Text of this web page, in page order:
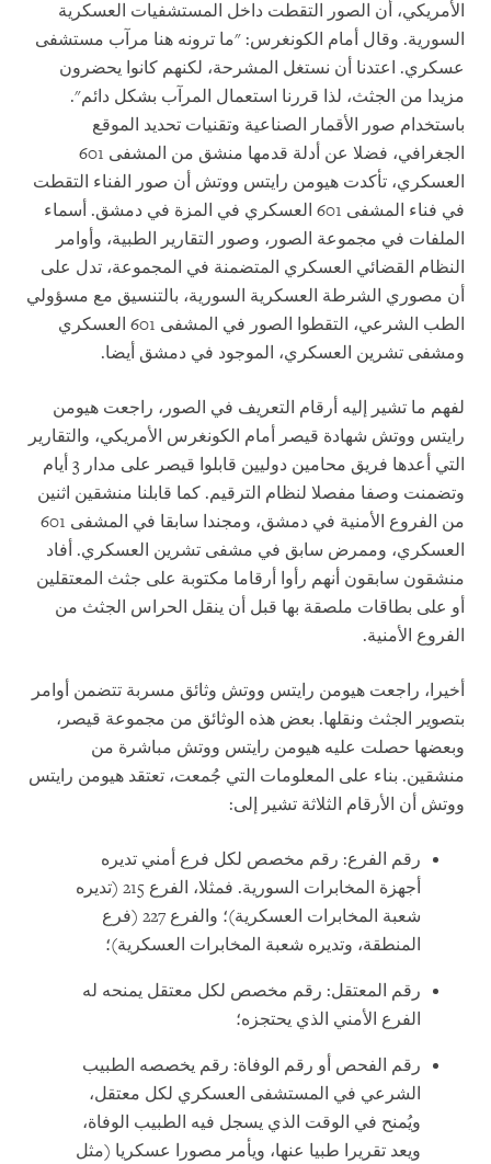
الأمريكي، أن الصور التقطت داخل المستشفيات العسكرية
السورية. وقال أمام الكونغرس: "ما ترونه هنا مرآب مستشفى
عسكري. اعتدنا أن نستغل المشرحة، لكنهم كانوا يحضرون
مزيدا من الجثث، لذا قررنا استعمال المرآب بشكل دائم".
باستخدام صور الأقمار الصناعية وتقنيات تحديد الموقع
الجغرافي، فضلا عن أدلة قدمها منشق من المشفى 601
العسكري، تأكدت هيومن رايتس ووتش أن صور الفناء التقطت
في فناء المشفى 601 العسكري في المزة في دمشق. أسماء
الملفات في مجموعة الصور، وصور التقارير الطبية، وأوامر
النظام القضائي العسكري المتضمنة في المجموعة، تدل على
أن مصوري الشرطة العسكرية السورية، بالتنسيق مع مسؤولي
الطب الشرعي، التقطوا الصور في المشفى 601 العسكري
ومشفى تشرين العسكري، الموجود في دمشق أيضا.
لفهم ما تشير إليه أرقام التعريف في الصور، راجعت هيومن
رايتس ووتش شهادة قيصر أمام الكونغرس الأمريكي، والتقارير
التي أعدها فريق محامين دوليين قابلوا قيصر على مدار 3 أيام
وتضمنت وصفا مفصلا لنظام الترقيم. كما قابلنا منشقين اثنين
من الفروع الأمنية في دمشق، ومجندا سابقا في المشفى 601
العسكري، وممرض سابق في مشفى تشرين العسكري. أفاد
منشقون سابقون أنهم رأوا أرقاما مكتوبة على جثث المعتقلين
أو على بطاقات ملصقة بها قبل أن ينقل الحراس الجثث من
الفروع الأمنية.
أخيرا، راجعت هيومن رايتس ووتش وثائق مسربة تتضمن أوامر
بتصوير الجثث ونقلها. بعض هذه الوثائق من مجموعة قيصر،
وبعضها حصلت عليه هيومن رايتس ووتش مباشرة من
منشقين. بناء على المعلومات التي جُمعت، تعتقد هيومن رايتس
ووتش أن الأرقام الثلاثة تشير إلى:
رقم الفرع: رقم مخصص لكل فرع أمني تديره
أجهزة المخابرات السورية. فمثلا، الفرع 215 (تديره
شعبة المخابرات العسكرية)؛ والفرع 227 (فرع
المنطقة، وتديره شعبة المخابرات العسكرية)؛
رقم المعتقل: رقم مخصص لكل معتقل يمنحه له
الفرع الأمني الذي يحتجزه؛
رقم الفحص أو رقم الوفاة: رقم يخصصه الطبيب
الشرعي في المستشفى العسكري لكل معتقل،
ويُمنح في الوقت الذي يسجل فيه الطبيب الوفاة،
ويعد تقريرا طبيا عنها، ويأمر مصورا عسكريا (مثل